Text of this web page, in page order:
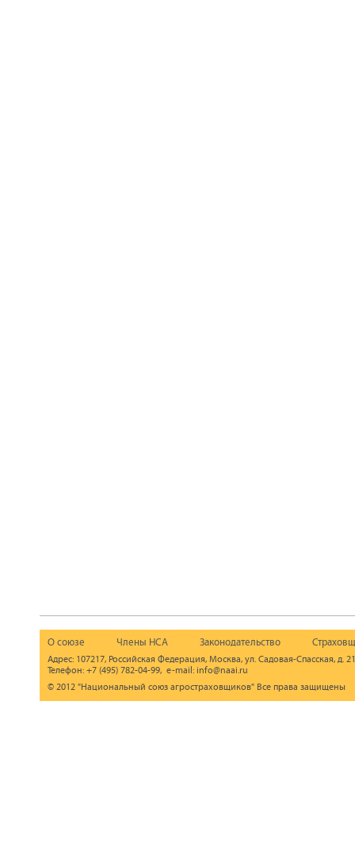
О союзе Члены НСА Законодательство
Адрес: 107217, Российская Федерация, Москва, ул. Садовая-Спасская, д.
Телефон: +7 (495) 782-04-99, e-mail: info@naai.ru
© 2012 "Национальный союз агростраховщиков" Все права защищены